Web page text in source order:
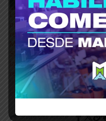
Los gobernadores
peronistas que
rechazaron el Pacto de
Mayo se reunieron en
SMATA y avanzaron con
la “Mesa de la
resistencia”
11 julio, 2024
En «Economía»
Share this Article